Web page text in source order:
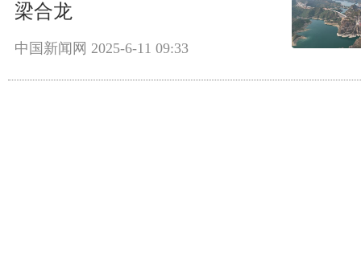
梁合龙
中国新闻网 2025-6-11 09:33